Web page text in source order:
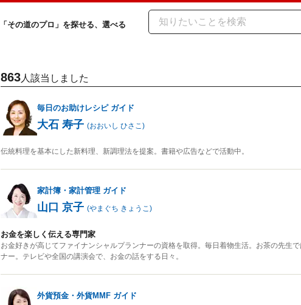
「その道のプロ」を探せる、選べる
863人該当しました
毎日のお助けレシピガイド
大石 寿子 (おおいし ひさこ )
伝統料理を基本にした新料理、新調理法を提案。書籍や広告などで活動中。
家計簿・家計管理 ガイド
山口 京子 (やまぐち きょうこ )
お金を楽しく伝える専門家
お金好きが高じてファイナンシャルプランナーの資格を取得。毎日着物生活。お茶の先生
ナー。テレビや全国の講演会で、お金の話をする日々。
外貨預金・外貨MMF ガイド